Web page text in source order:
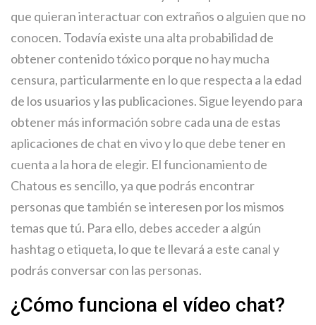
que quieran interactuar con extraños o alguien que no
conocen. Todavía existe una alta probabilidad de
obtener contenido tóxico porque no hay mucha
censura, particularmente en lo que respecta a la edad
de los usuarios y las publicaciones. Sigue leyendo para
obtener más información sobre cada una de estas
aplicaciones de chat en vivo y lo que debe tener en
cuenta a la hora de elegir. El funcionamiento de
Chatous es sencillo, ya que podrás encontrar
personas que también se interesen por los mismos
temas que tú. Para ello, debes acceder a algún
hashtag o etiqueta, lo que te llevará a este canal y
podrás conversar con las personas.
¿Cómo funciona el vídeo chat?